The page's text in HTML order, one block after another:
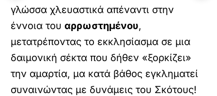
γλώσσα χλευαστικά απέναντι στην
έννοια τουαρρωστημένου,
μετατρέποντας το εκκλησίασμα σε μια
δαιμονική σέκτα που δήθεν «ξορκίζει»
την αμαρτία, μα κατά βάθος εγκληματεί
συναινώντας με δυνάμεις του Σκότους!